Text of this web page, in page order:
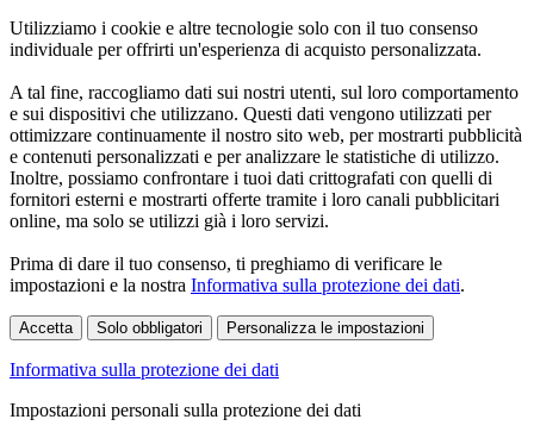
Utilizziamo i cookie e altre tecnologie solo con il tuo consenso
individuale per offrirti un'esperienza di acquisto personalizzata.
A tal fine, raccogliamo dati sui nostri utenti, sul loro comportamento
e sui dispositivi che utilizzano. Questi dati vengono utilizzati per
ottimizzare continuamente il nostro sito web, per mostrarti pubblicità
e contenuti personalizzati e per analizzare le statistiche di utilizzo.
Inoltre, possiamo confrontare i tuoi dati crittografati con quelli di
fornitori esterni e mostrarti offerte tramite i loro canali pubblicitari
online, ma solo se utilizzi già i loro servizi.
Prima di dare il tuo consenso, ti preghiamo di verificare le
impostazioni e la nostra Informativa sulla protezione dei dati.
Accetta Solo obbligatori Personalizza le impostazioni
Informativa sulla protezione dei dati
Impostazioni personali sulla protezione dei dati